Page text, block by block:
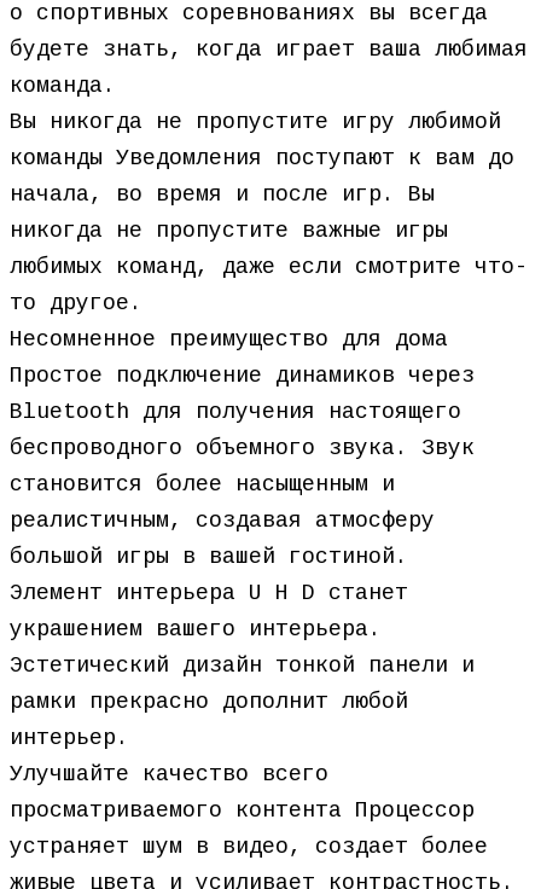
о спортивных соревнованиях вы всегда
будете знать, когда играет ваша любимая
команда.
Вы никогда не пропустите игру любимой
команды Уведомления поступают к вам до
начала, во время и после игр. Вы
никогда не пропустите важные игры
любимых команд, даже если смотрите что-
то другое.
Несомненное преимущество для дома
Простое подключение динамиков через
Bluetooth для получения настоящего
беспроводного объемного звука. Звук
становится более насыщенным и
реалистичным, создавая атмосферу
большой игры в вашей гостиной.
Элемент интерьера U H D станет
украшением вашего интерьера.
Эстетический дизайн тонкой панели и
рамки прекрасно дополнит любой
интерьер.
Улучшайте качество всего
просматриваемого контента Процессор
устраняет шум в видео, создает более
живые цвета и усиливает контрастность.